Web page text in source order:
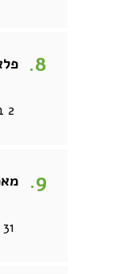
2 בפברואר 2021
31 במאי 2021